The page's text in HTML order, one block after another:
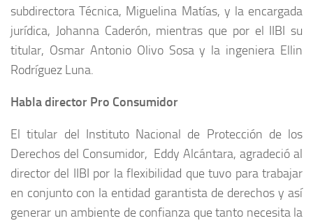
subdirectora Técnica, Miguelina Matías, y la encargada
jurídica, Johanna Caderón, mientras que por el IIBI su
titular, Osmar Antonio Olivo Sosa y la ingeniera Ellin
Rodríguez Luna.
Habla director Pro Consumidor
El titular del Instituto Nacional de Protección de los
Derechos del Consumidor, Eddy Alcántara, agradeció al
director del IIBI por la flexibilidad que tuvo para trabajar
en conjunto con la entidad garantista de derechos y así
generar un ambiente de confianza que tanto necesita la